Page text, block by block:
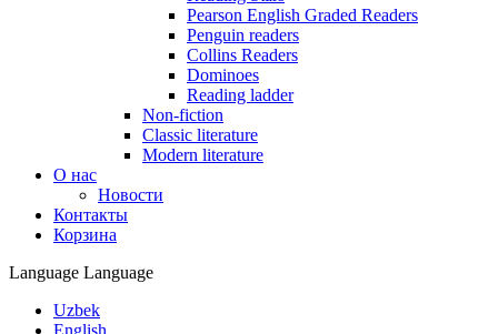
Pearson English Graded Readers
Penguin readers
Collins Readers
Dominoes
Reading ladder
Non-fiction
Classic literature
Modern literature
О нас
Новости
Контакты
Корзина
Language Language
Uzbek
English